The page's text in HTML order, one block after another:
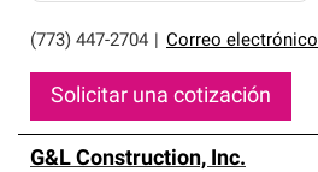
(773) 447-2704 Correo electrónico
Solicitar una cotización
G&L Construction, Inc.